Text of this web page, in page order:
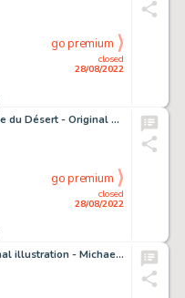
closed
28/08/2022
go premium
Marini, Enrico - L'Etoile du Désert - Original Model Sheet pour le personnage de Ahmad - Page volante
closed
28/08/2022
go premium
Torres, Daniel - Original illustration - Michael Jordan - (1990)